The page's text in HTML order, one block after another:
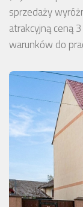
sprzedaży
atrakcyjną ceną
warunków do